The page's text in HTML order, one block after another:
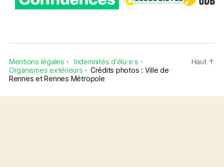
Mentions légales · Indemnités d'élu·e·s ·
Organismes extérieurs · Crédits photos : Ville de
Rennes et Rennes Métropole
Haut ↑